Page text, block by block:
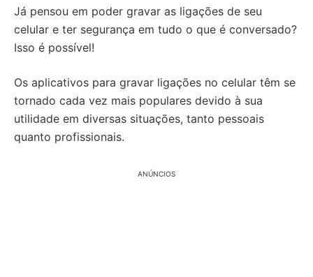
Já pensou em poder gravar as ligações de seu
celular e ter segurança em tudo o que é conversado?
Isso é possível!
Os aplicativos para gravar ligações no celular têm se
tornado cada vez mais populares devido à sua
utilidade em diversas situações, tanto pessoais
quanto profissionais.
ANÚNCIOS